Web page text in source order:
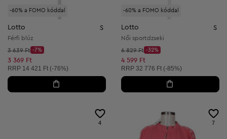
-60% a FOMO kóddal
Lotto S
Férfi blúz
Kezdő ár:
3 639 Ft
Discount Price:
-7%
Csökkentett ár:
3 369 Ft
Ajánlott ár:
RRP 14 421 Ft (-76%)
-60% a FOMO kóddal
Lotto S
Női sportdzseki
Kezdő ár:
6 829 Ft
Discount Price:
-32%
Csökkentett ár:
4 599 Ft
Ajánlott ár:
RRP 32 776 Ft (-85%)
4 7